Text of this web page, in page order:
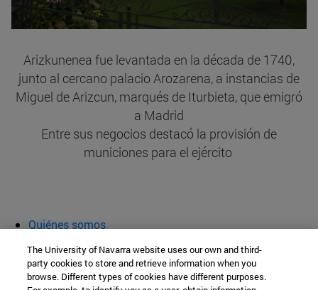
Arizkunenea fue levantada en la década de 1740,
junto al cercano palacio Arozarena, a instancias de
Miguel de Arizcun, marqués de Iturbieta, que emigró
a Madrid
Entre sus negocios destacó la provisión de
municiones para el ejército
Quiénes somos
Aula abierta
The University of Navarra website uses our own and third-
party cookies to store and retrieve information when you
browse. Different types of cookies have different purposes.